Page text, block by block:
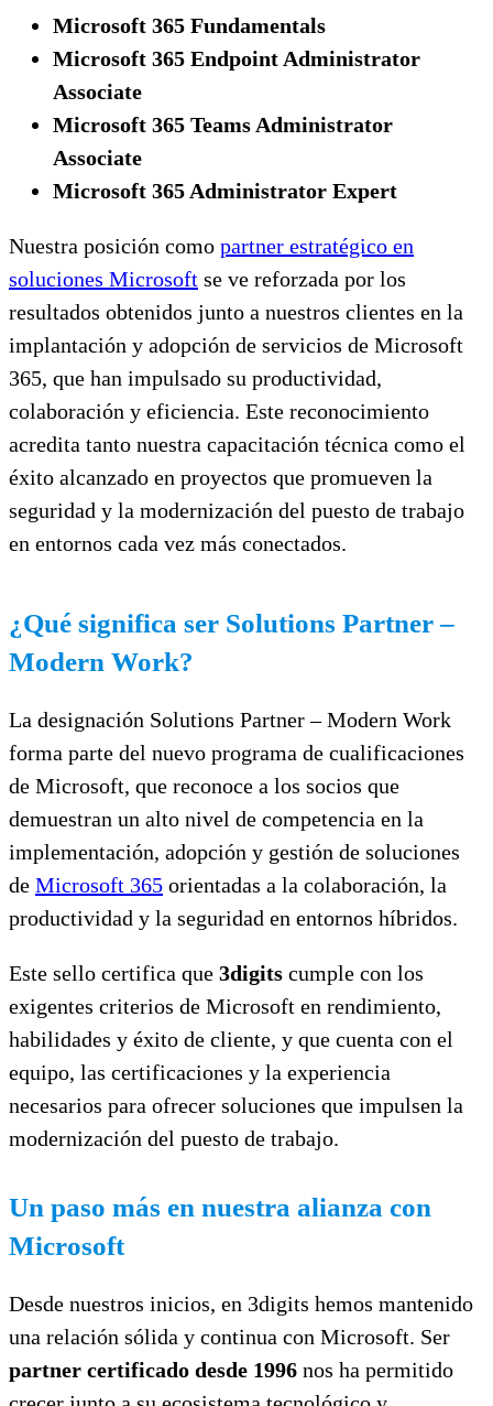
Microsoft 365 Fundamentals
Microsoft 365 Endpoint Administrator
Associate
Microsoft 365 Teams Administrator
Associate
Microsoft 365 Administrator Expert
Nuestra posición como partner estratégico en
soluciones Microsoft se ve reforzada por los
resultados obtenidos junto a nuestros clientes en la
implantación y adopción de servicios de Microsoft
365, que han impulsado su productividad,
colaboración y eficiencia. Este reconocimiento
acredita tanto nuestra capacitación técnica como el
éxito alcanzado en proyectos que promueven la
seguridad y la modernización del puesto de trabajo
en entornos cada vez más conectados.
¿Qué significa ser Solutions Partner –
Modern Work?
La designación Solutions Partner – Modern Work
forma parte del nuevo programa de cualificaciones
de Microsoft, que reconoce a los socios que
demuestran un alto nivel de competencia en la
implementación, adopción y gestión de soluciones
de Microsoft 365 orientadas a la colaboración, la
productividad y la seguridad en entornos híbridos.
Este sello certifica que 3digits cumple con los
exigentes criterios de Microsoft en rendimiento,
habilidades y éxito de cliente, y que cuenta con el
equipo, las certificaciones y la experiencia
necesarios para ofrecer soluciones que impulsen la
modernización del puesto de trabajo.
Un paso más en nuestra alianza con
Microsoft
Desde nuestros inicios, en 3digits hemos mantenido
una relación sólida y continua con Microsoft. Ser
partner certificado desde 1996 nos ha permitido